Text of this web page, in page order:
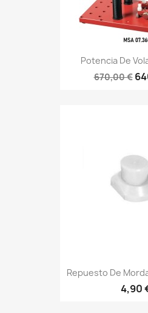
Potencia De
670,00 €
Repuesto De
4,90